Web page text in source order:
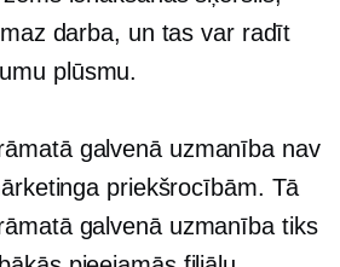
darba, un tas var radīt
plūsmu.
galvenā uzmanība nav
priekšrocībām. Tā
galvenā uzmanība tiks